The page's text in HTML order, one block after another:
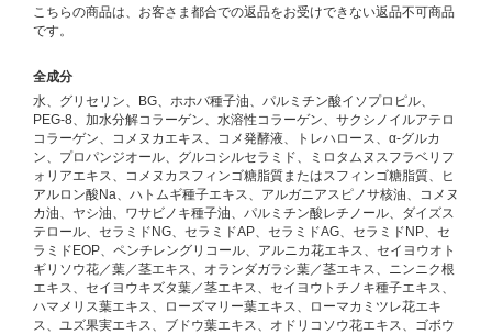
こちらの商品は、お客さま都合での返品をお受けできない返品不可商品
です。
全成分
水、グリセリン、BG、ホホバ種子油、パルミチン酸イソプロピル、
PEG-8、加水分解コラーゲン、水溶性コラーゲン、サクシノイルアテロ
コラーゲン、コメヌカエキス、コメ発酵液、トレハロース、α-グルカ
ン、プロパンジオール、グルコシルセラミド、ミロタムヌスフラベリフ
ォリアエキス、コメヌカスフィンゴ糖脂質またはスフィンゴ糖脂質、ヒ
アルロン酸Na、ハトムギ種子エキス、アルガニアスピノサ核油、コメヌ
カ油、ヤシ油、ワサビノキ種子油、パルミチン酸レチノール、ダイズス
テロール、セラミドNG、セラミドAP、セラミドAG、セラミドNP、セ
ラミドEOP、ペンチレングリコール、アルニカ花エキス、セイヨウオト
ギリソウ花／葉／茎エキス、オランダガラシ葉／茎エキス、ニンニク根
エキス、セイヨウキズタ葉／茎エキス、セイヨウトチノキ種子エキス、
ハマメリス葉エキス、ローズマリー葉エキス、ローマカミツレ花エキ
ス、ユズ果実エキス、ブドウ葉エキス、オドリコソウ花エキス、ゴボウ